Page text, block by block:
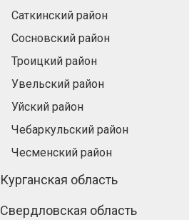
Саткинский район
Сосновский район
Троицкий район
Увельский район
Уйский район
Чебаркульский район
Чесменский район
Курганская область
Свердловская область